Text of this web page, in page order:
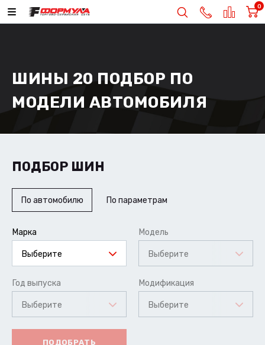
0
ШИНЫ 20 ПОДБОР ПО
МОДЕЛИ АВТОМОБИЛЯ
ПОДБОР ШИН
По автомобилю По параметрам
Марка
Выберите
Модель
Выберите
Год выпуска
Выберите
Модификация
Выберите
ПОДОБРАТЬ